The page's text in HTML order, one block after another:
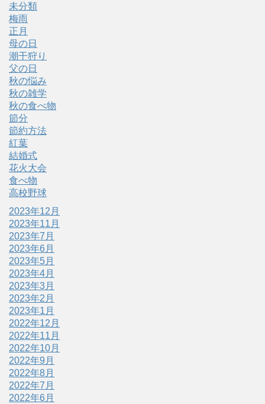
未分類
梅雨
正月
母の日
潮干狩り
父の日
秋の悩み
秋の雑学
秋の食べ物
節分
節約方法
紅葉
結婚式
花火大会
食べ物
高校野球
2023年12月
2023年11月
2023年7月
2023年6月
2023年5月
2023年4月
2023年3月
2023年2月
2023年1月
2022年12月
2022年11月
2022年10月
2022年9月
2022年8月
2022年7月
2022年6月